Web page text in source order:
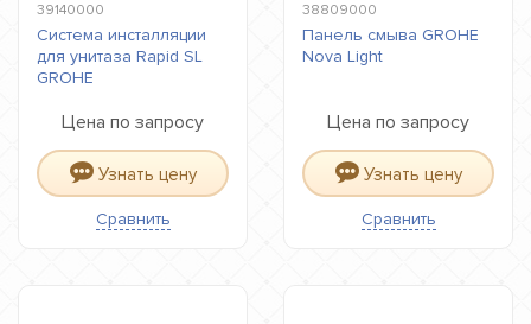
39140000
Система инсталляции
для унитаза Rapid SL
GROHE
Цена по запросу
Узнать цену
Сравнить
38809000
Панель смыва GROHE
Nova Light
Цена по запросу
Узнать цену
Сравнить